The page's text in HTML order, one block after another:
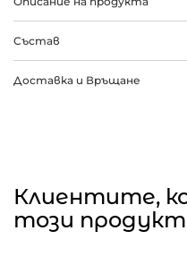
Състав
Доставка и Връщане
Клиентите,
този